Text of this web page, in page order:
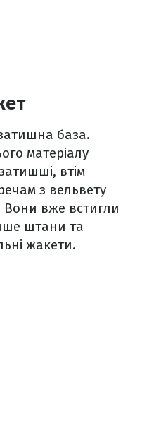
база.
матеріалу
втім
з вельвету
Вони вже встигли
штани та
жакети.